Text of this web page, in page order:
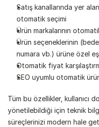
Satış kanallarında yer
otomatik seçimi
Ürün markalarının
Ürün seçeneklerinin
numara vb.) ürüne özel
Otomatik fiyat
SEO uyumlu otomatik
Tüm bu özellikler, kullanıcı
yönetilebildiği için teknik
süreçlerinizi modern hale